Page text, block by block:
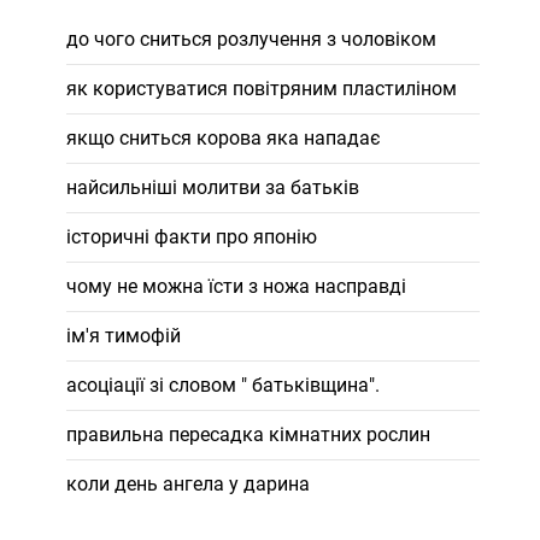
до чого сниться розлучення з чоловіком
як користуватися повітряним пластиліном
якщо сниться корова яка нападає
найсильніші молитви за батьків
історичні факти про японію
чому не можна їсти з ножа насправді
ім'я тимофій
асоціації зі словом " батьківщина".
правильна пересадка кімнатних рослин
коли день ангела у дарина